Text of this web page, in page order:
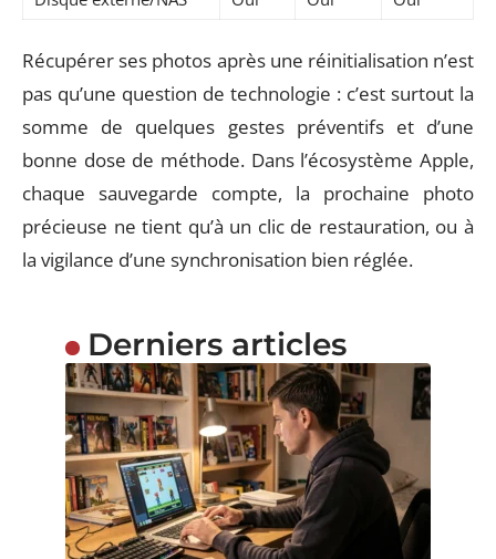
Récupérer ses photos après une réinitialisation n’est
pas qu’une question de technologie : c’est surtout la
somme de quelques gestes préventifs et d’une
bonne dose de méthode. Dans l’écosystème Apple,
chaque sauvegarde compte, la prochaine photo
précieuse ne tient qu’à un clic de restauration, ou à
la vigilance d’une synchronisation bien réglée.
Derniers articles